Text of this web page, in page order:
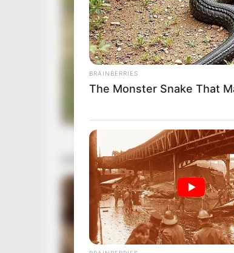
BRAINBERRIES
The Monster Snake That